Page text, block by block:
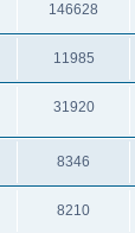
146628
11985
31920
8346
8210